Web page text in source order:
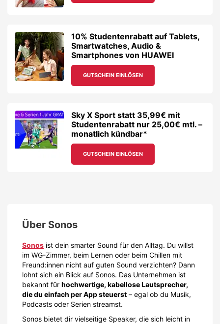
10% Studentenrabatt auf Tablets,
Smartwatches, Audio &
Smartphones von HUAWEI
GUTSCHEIN EINLÖSEN
Sky X Sport statt 35,99€ mit
Studentenrabatt nur 25,00€ mtl. –
monatlich kündbar*
GUTSCHEIN EINLÖSEN
Über Sonos
Sonos ist dein smarter Sound für den Alltag. Du willst
im WG-Zimmer, beim Lernen oder beim Chillen mit
Freund:innen nicht auf guten Sound verzichten? Dann
lohnt sich ein Blick auf Sonos. Das Unternehmen ist
bekannt für hochwertige, kabellose Lautsprecher,
die du einfach per App steuerst – egal ob du Musik,
Podcasts oder Serien streamst.
Sonos bietet dir vielseitige Speaker, die sich leicht in